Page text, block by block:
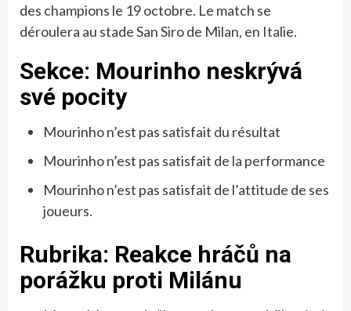
des champions le 19 octobre. Le match se
déroulera au stade San Siro de Milan, en Italie.
Sekce: Mourinho neskrývá
své pocity
Mourinho n’est pas satisfait du résultat
Mourinho n’est pas satisfait de la performance
Mourinho n’est pas satisfait de l’attitude de ses
joueurs.
Rubrika: Reakce hráčů na
porážku proti Milánu